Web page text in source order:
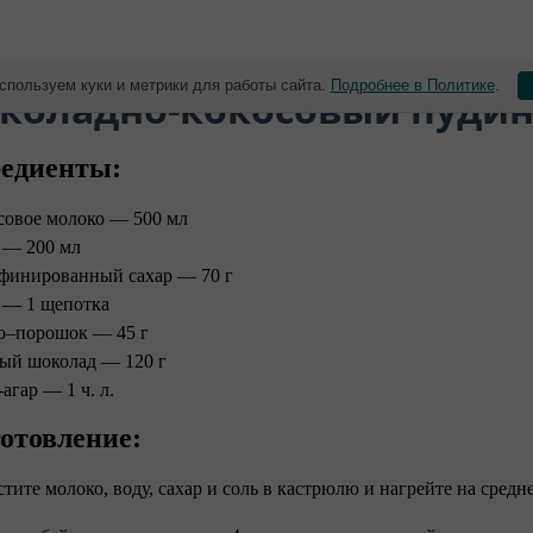
кокосовый
молоко — 500 мл
— 200 мл
сахар — 70 г
— 1 щепотка
— 45 г
шоколад — 120 г
— 1 ч. л. ⠀
⠀
молоко, воду, сахар и соль в кастрюлю и нагрейте на
куки и метрики для работы сайта. Подробнее в Политике.